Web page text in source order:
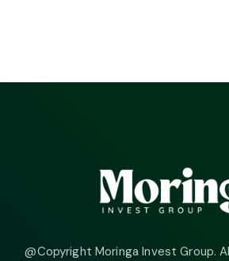
@Copyright Moringa Invest Group.